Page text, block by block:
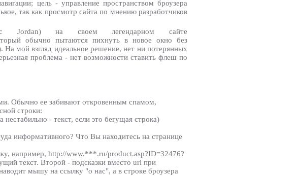
цель - управление пространством броузера
так как просмотр сайта по мнению разработчиков
на своем легендарном сайте
обычно пытаются пихнуть в новое окно без
На мой взгляд идеальное решение, нет ни потерянных
проблема - нет возможности ставить флеш по
Обычно ее забивают откровенным спамом,
строки:
- текст, если это бегущая строка)
информативного? Что Вы находитесь на странице
например, http://www.***.ru/product.asp?ID=32476?
текст. Второй - подсказки вместо url при
мышу на ссылку "о нас", а в строке броузера